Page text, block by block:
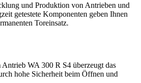
und Produktion von Antrieben und
getestete Komponenten geben Ihnen
Toreinsatz.
WA 300 R S4 überzeugt das
hohe Sicherheit beim Öffnen und